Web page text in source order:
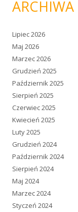
ARCHIWA
Lipiec 2026
Maj 2026
Marzec 2026
Grudzień 2025
Październik 2025
Sierpień 2025
Czerwiec 2025
Kwiecień 2025
Luty 2025
Grudzień 2024
Październik 2024
Sierpień 2024
Maj 2024
Marzec 2024
Styczeń 2024